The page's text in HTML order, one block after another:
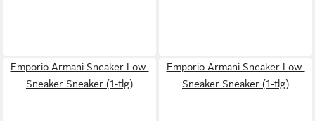
Emporio Armani Sneaker Low-
Sneaker Sneaker (1-tlg)
Emporio Armani Sneaker Low-
Sneaker Sneaker (1-tlg)